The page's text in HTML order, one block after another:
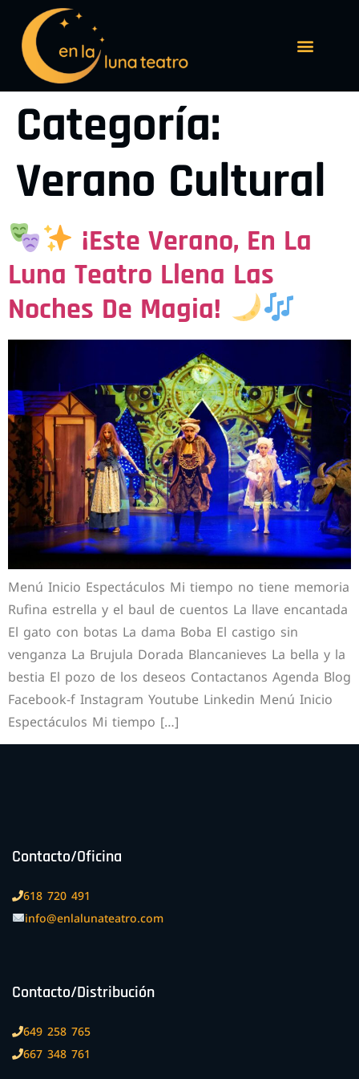
Categoría:
Verano Cultural
¡Este Verano, En La
Luna Teatro Llena Las
Noches De Magia!
Menú Inicio Espectáculos Mi tiempo no tiene memoria
Rufina estrella y el baul de cuentos La llave encantada
El gato con botas La dama Boba El castigo sin
venganza La Brujula Dorada Blancanieves La bella y la
bestia El pozo de los deseos Contactanos Agenda Blog
Facebook-f Instagram Youtube Linkedin Menú Inicio
Espectáculos Mi tiempo […]
Contacto/Oficina
618 720 491
info@enlalunateatro.com
Contacto/Distribución
649 258 765
667 348 761